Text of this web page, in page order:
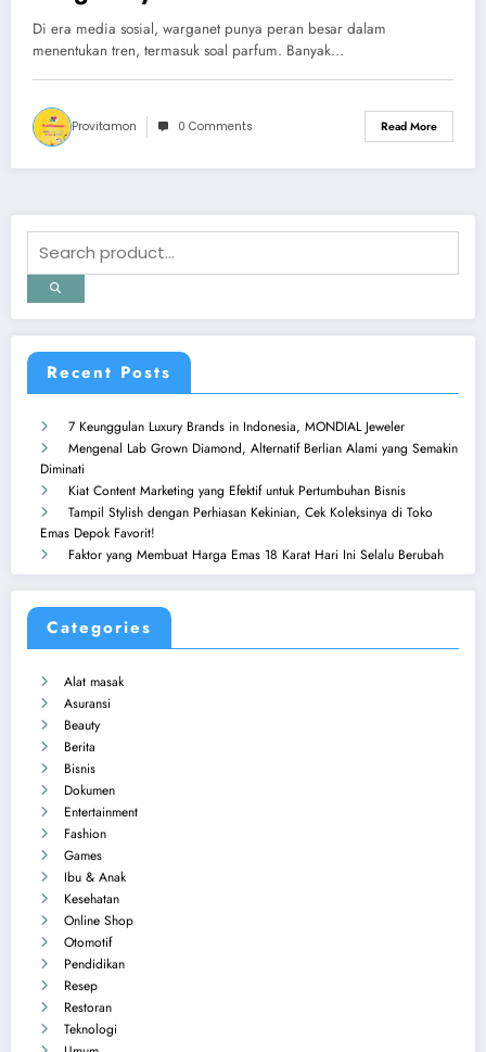
Warganet !
Di era media sosial, warganet punya peran besar dalam
menentukan tren, termasuk soal parfum. Banyak…
Provitamon 0 Comments Read More
Recent Posts
7 Keunggulan Luxury Brands in Indonesia, MONDIAL Jeweler
Mengenal Lab Grown Diamond, Alternatif Berlian Alami yang Semakin
Diminati
Kiat Content Marketing yang Efektif untuk Pertumbuhan Bisnis
Tampil Stylish dengan Perhiasan Kekinian, Cek Koleksinya di Toko
Emas Depok Favorit!
Faktor yang Membuat Harga Emas 18 Karat Hari Ini Selalu Berubah
Categories
Alat masak
Asuransi
Beauty
Berita
Bisnis
Dokumen
Entertainment
Fashion
Games
Ibu & Anak
Kesehatan
Online Shop
Otomotif
Pendidikan
Resep
Restoran
Teknologi